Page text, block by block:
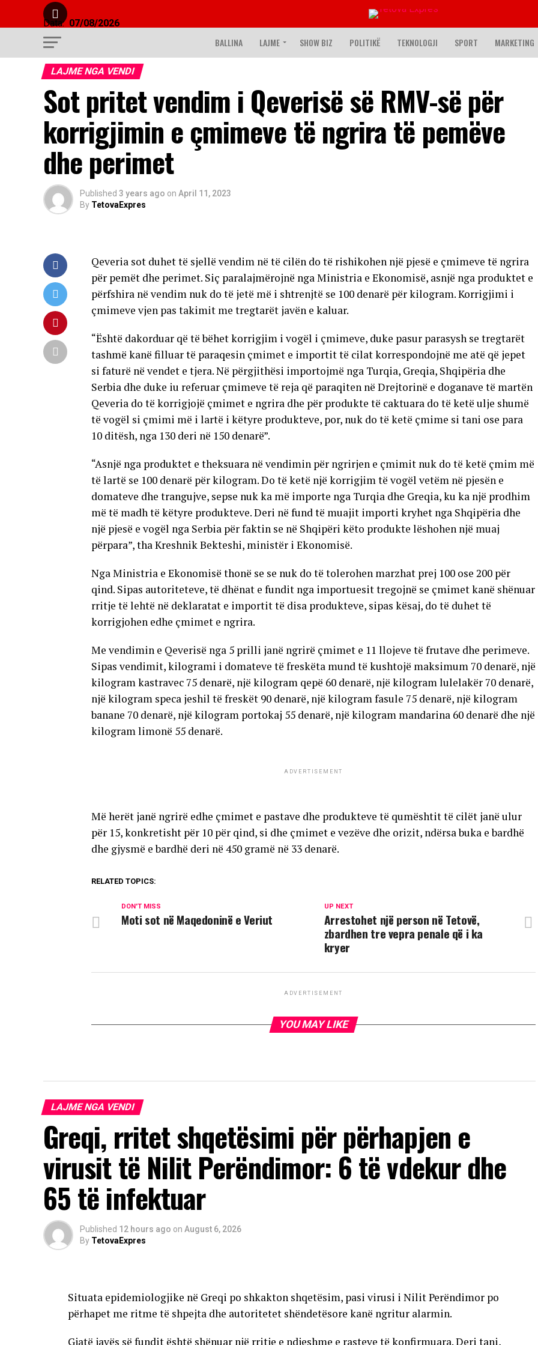
Data: 07/08/2026
BALLINA LAJME SHOW BIZ POLITIKË TEKNOLOGJI SPORT MARKETING
LAJME NGA VENDI
Sot pritet vendim i Qeverisë së RMV-së për
korrigjimin e çmimeve të ngrira të pemëve
dhe perimet
Published 3 years ago on April 11, 2023
By TetovaExpres
Qeveria sot duhet të sjellë vendim në të cilën do të rishikohen një pjesë e çmimeve të ngrira
për pemët dhe perimet. Siç paralajmërojnë nga Ministria e Ekonomisë, asnjë nga produktet e
përfshira në vendim nuk do të jetë më i shtrenjtë se 100 denarë për kilogram. Korrigjimi i
çmimeve vjen pas takimit me tregtarët javën e kaluar.
“Është dakorduar që të bëhet korrigjim i vogël i çmimeve, duke pasur parasysh se tregtarët
tashmë kanë filluar të paraqesin çmimet e importit të cilat korrespondojnë me atë që jepet
si faturë në vendet e tjera. Në përgjithësi importojmë nga Turqia, Greqia, Shqipëria dhe
Serbia dhe duke iu referuar çmimeve të reja që paraqiten në Drejtorinë e doganave të martën
Qeveria do të korrigjojë çmimet e ngrira dhe për produkte të caktuara do të ketë ulje shumë
të vogël si çmimi më i lartë i këtyre produkteve, por, nuk do të ketë çmime si tani ose para
10 ditësh, nga 130 deri në 150 denarë”.
“Asnjë nga produktet e theksuara në vendimin për ngrirjen e çmimit nuk do të ketë çmim më
të lartë se 100 denarë për kilogram. Do të ketë një korrigjim të vogël vetëm në pjesën e
domateve dhe trangujve, sepse nuk ka më importe nga Turqia dhe Greqia, ku ka një prodhim
më të madh të këtyre produkteve. Deri në fund të muajit importi kryhet nga Shqipëria dhe
një pjesë e vogël nga Serbia për faktin se në Shqipëri këto produkte lëshohen një muaj
përpara”, tha Kreshnik Bekteshi, ministër i Ekonomisë.
Nga Ministria e Ekonomisë thonë se se nuk do të tolerohen marzhat prej 100 ose 200 për
qind. Sipas autoriteteve, të dhënat e fundit nga importuesit tregojnë se çmimet kanë shënuar
rritje të lehtë në deklaratat e importit të disa produkteve, sipas kësaj, do të duhet të
korrigjohen edhe çmimet e ngrira.
Me vendimin e Qeverisë nga 5 prilli janë ngrirë çmimet e 11 llojeve të frutave dhe perimeve.
Sipas vendimit, kilogrami i domateve të freskëta mund të kushtojë maksimum 70 denarë, një
kilogram kastravec 75 denarë, një kilogram qepë 60 denarë, një kilogram lulelakër 70 denarë,
një kilogram speca jeshil të freskët 90 denarë, një kilogram fasule 75 denarë, një kilogram
banane 70 denarë, një kilogram portokaj 55 denarë, një kilogram mandarina 60 denarë dhe një
kilogram limonë 55 denarë.
ADVERTISEMENT
Më herët janë ngrirë edhe çmimet e pastave dhe produkteve të qumështit të cilët janë ulur
për 15, konkretisht për 10 për qind, si dhe çmimet e vezëve dhe orizit, ndërsa buka e bardhë
dhe gjysmë e bardhë deri në 450 gramë në 33 denarë.
RELATED TOPICS:
UP NEXT
Arrestohet një person në Tetovë,
zbardhen tre vepra penale që i ka
kryer
DON'T MISS
Moti sot në Maqedoninë e Veriut
ADVERTISEMENT
YOU MAY LIKE
LAJME NGA VENDI
Greqi, rritet shqetësimi për përhapjen e
virusit të Nilit Perëndimor: 6 të vdekur dhe
65 të infektuar
Published 12 hours ago on August 6, 2026
By TetovaExpres
Situata epidemiologjike në Greqi po shkakton shqetësim, pasi virusi i Nilit Perëndimor po
përhapet me ritme të shpejta dhe autoritetet shëndetësore kanë ngritur alarmin.
Gjatë javës së fundit është shënuar një rritje e ndjeshme e rasteve të konfirmuara. Deri tani,